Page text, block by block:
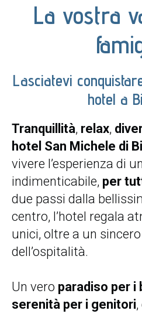
La vostra
Lasciatevi
hotel a
Tranquillità, relax,
hotel San Michele di
vivere l’esperienza di
indimenticabile, per
due passi dalla
centro, l’hotel regala
unici, oltre a un
dell’ospitalità.
Un vero paradiso per i
serenità per i genitori